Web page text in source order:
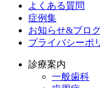
よくある質問
症例集
お知らせ&ブロ
プライバシーポ
診療案内
一般歯科